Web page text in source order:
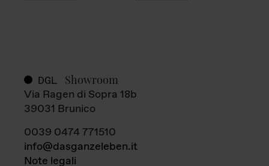
DGL Showroom
Via Ragen di Sopra 18b
39031 Brunico
0039 0474 771510
info@dasganzeleben.it
Note legali